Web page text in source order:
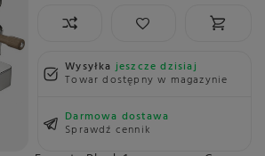
Wysyłkajeszcze dzisiaj
Towar dostępny w magazynie
Darmowa dostawa
Sprawdź cennik